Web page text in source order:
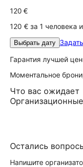
120 €
120 € за 1 человека
Выбрать дату
Гарантия лучшей
Моментальное
Что вас ожидает
Остались
Напишите